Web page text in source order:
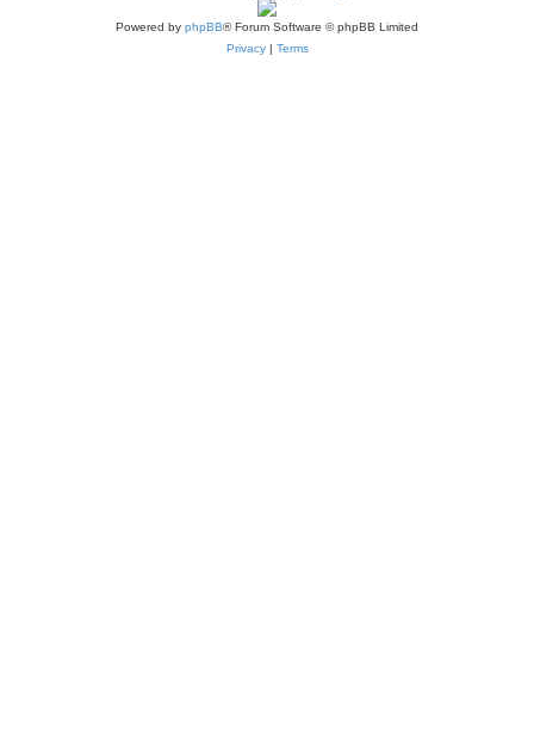
Powered by phpBB® Forum Software © phpBB Limited
Privacy| Terms